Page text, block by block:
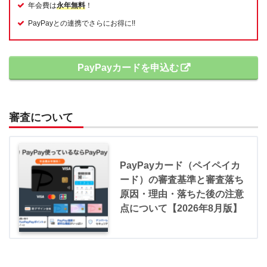
年会費は永年無料 ！
PayPayとの連携でさらにお得に!!
PayPayカードを申込む
審査について
PayPayカード（ペイペイカ
ード）の審査基準と審査落ち
原因・理由・落ちた後の注意
点について【2026年8月版】